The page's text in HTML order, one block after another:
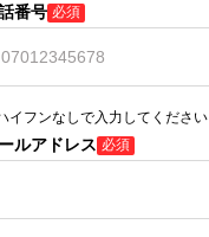
番号 必須
イフンなしで入力してください
ルアドレス 必須